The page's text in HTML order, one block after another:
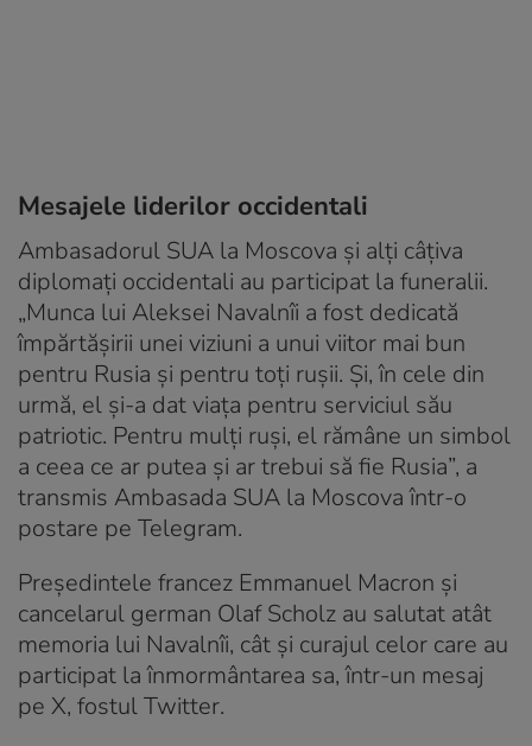
Mesajele liderilor occidentali
Ambasadorul SUA la Moscova și alți câțiva
diplomați occidentali au participat la funeralii.
„Munca lui Aleksei Navalnîi a fost dedicată
împărtășirii unei viziuni a unui viitor mai bun
pentru Rusia și pentru toți rușii. Și, în cele din
urmă, el și-a dat viața pentru serviciul său
patriotic. Pentru mulți ruși, el rămâne un simbol
a ceea ce ar putea și ar trebui să fie Rusia”, a
transmis Ambasada SUA la Moscova într-o
postare pe Telegram.
Președintele francez Emmanuel Macron și
cancelarul german Olaf Scholz au salutat atât
memoria lui Navalnîi, cât și curajul celor care au
participat la înmormântarea sa, într-un mesaj
pe X, fostul Twitter.